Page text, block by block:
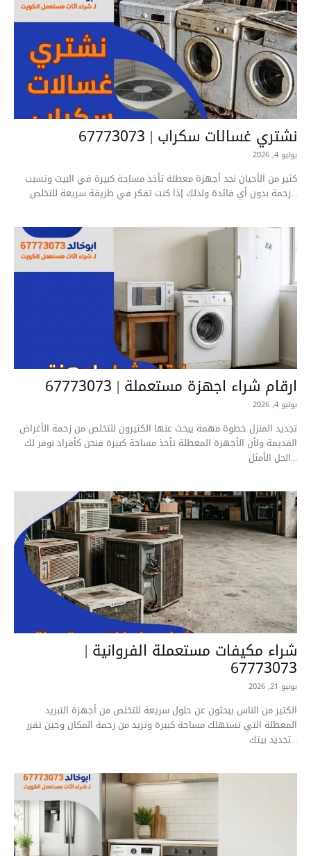
نشتري غسالات سكراب | 67773073
يوليو 4, 2026
كثير من الأحيان نجد أجهزة معطلة تأخذ مساحة كبيرة في البيت وتسبب
زحمة بدون أي فائدة ولذلك إذا كنت تفكر في طريقة سريعة للتخلص...
ارقام شراء اجهزة مستعملة | 67773073
يوليو 4, 2026
تجديد المنزل خطوة مهمة يبحث عنها الكثيرون للتخلص من زحمة الأغراض
القديمة ولأن الأجهزة المعطلة تأخذ مساحة كبيرة فنحن كأفراد نوفر لك
الحل الأمثل...
شراء مكيفات مستعملة الفروانية |
67773073
يونيو 21, 2026
الكثير من الناس يبحثون عن حلول سريعة للتخلص من أجهزة التبريد
المعطلة التي تستهلك مساحة كبيرة وتزيد من زحمة المكان وحين تقرر
تجديد بيتك...